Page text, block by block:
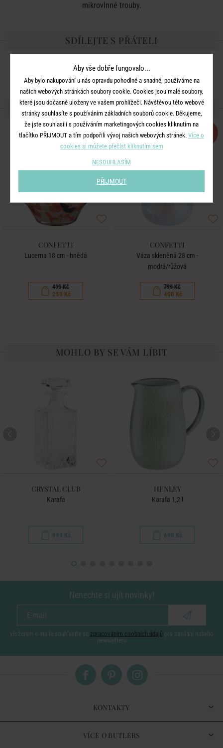
mikrovlnné trouby.
SDÍLEJTE S PŘÁTELI
DALŠÍ PRODUKTY ZE SÉRIE
-50%
CONFETTI
Lucerna 18 cm - hnědá
499 Kč
250 Kč
-50
CONFETTI
Váza skleněná 28 cm -
modrá/růžová
799 Kč
400 Kč
MOHLO BY SE VÁM LÍBIT
CRYSTAL CLUB
Karafa
999 Kč
HENLEY
Karafa 1,2 l
699 Kč
Nenechte si ujít novinky!
vložením e-mailu souhlasíte se zpracováním osobních údajů pro zasílání našeho
newsletteru
KONTAKTY
VÍCE O BUTLERS
Aby vše dobře fungovalo...
Aby bylo nakupování u nás opravdu pohodlné a snadné, používáme na
našich webových stránkách soubory cookie. Cookies jsou malé soubory,
které jsou dočasně uloženy ve vašem prohlížeči. Návštěvou této webové
stránky souhlasíte s používáním základních souborů cookie. Děkujeme,
že jste souhlasili s používáním marketingových cookies kliknutím na
tlačítko PŘIJMOUT a tím podpořili vývoj našich webových stránek. Více o
cookies si můžete přečíst kliknutím sem
NESOUHLASÍM
PŘIJMOUT